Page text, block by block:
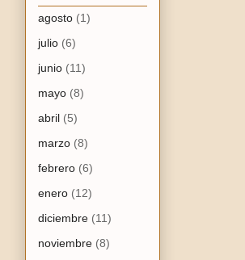
agosto (1)
julio (6)
junio (11)
mayo (8)
abril (5)
marzo (8)
febrero (6)
enero (12)
diciembre (11)
noviembre (8)